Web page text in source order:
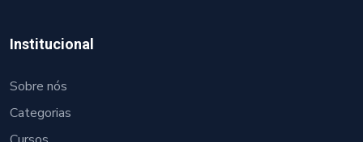
Institucional
Sobre nós
Categorias